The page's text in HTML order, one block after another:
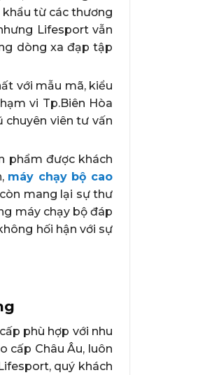
từ các thương
Lifesport vẫn
dòng xa đạp tập
với mẫu mã, kiểu
vi Tp.Biên Hòa
viên tư vấn
phẩm được khách
máy chạy bộ cao
mang lại sự thư
máy chạy bộ đáp
hối hận với sự
phù hợp với nhu
cấp Châu Âu, luôn
quý khách